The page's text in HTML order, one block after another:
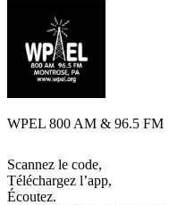
WPEL 800 AM & 96.5 FM
Scannez le code,
Téléchargez l’app,
Écoutez.